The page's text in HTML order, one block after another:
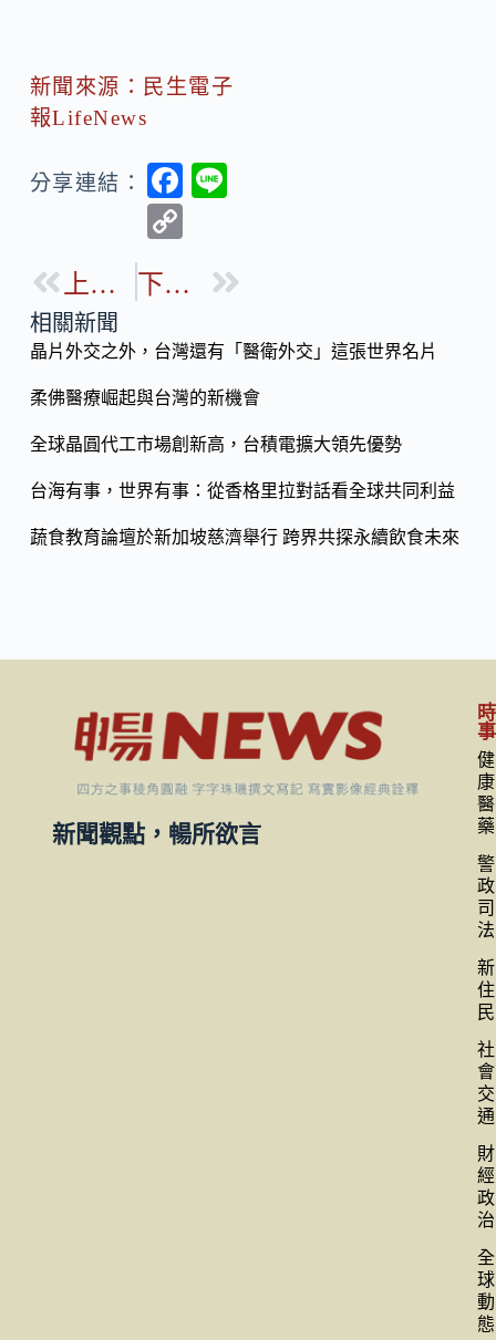
新聞來源：民生電子
報LifeNews
分享連結：
F
b
o
k
p
Li
n
k
上一篇 下一篇
相關新聞
晶片外交之外，台灣還有「醫衛外交」這張世界名片
柔佛醫療崛起與台灣的新機會
全球晶圓代工市場創新高，台積電擴大領先優勢
台海有事，世界有事：從香格里拉對話看全球共同利益
蔬食教育論壇於新加坡慈濟舉行 跨界共探永續飲食未來
新聞觀點，暢所欲言
時
事
健
康
醫
藥
警
政
司
法
新
住
民
社
會
交
通
財
經
政
治
全
球
動
態